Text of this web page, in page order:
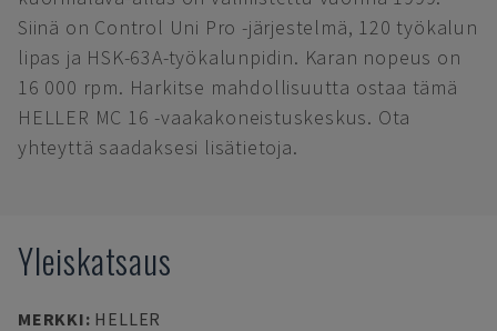
Siinä on Control Uni Pro -järjestelmä, 120 työkalun
lipas ja HSK-63A-työkalunpidin. Karan nopeus on
16 000 rpm. Harkitse mahdollisuutta ostaa tämä
HELLER MC 16 -vaakakoneistuskeskus. Ota
yhteyttä saadaksesi lisätietoja.
Yleiskatsaus
MERKKI: HELLER